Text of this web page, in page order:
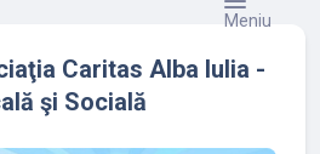
Meniu
Caritas Alba Iulia -
şi Socială